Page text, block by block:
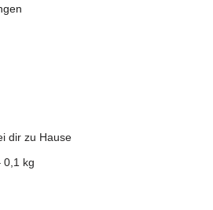
dir zu Hause
0,1 kg